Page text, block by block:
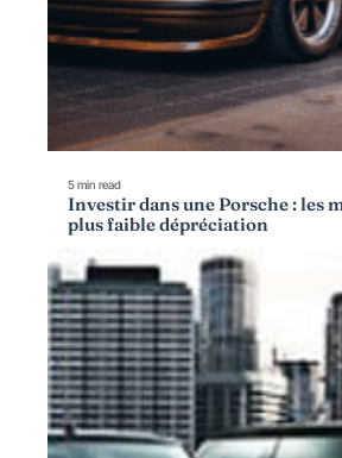
5 min read
Investir dans une Porsche : les
plus faible dépréciation